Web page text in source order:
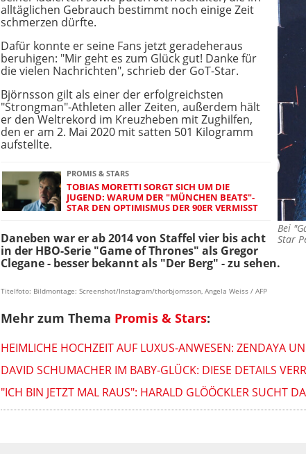
Bei
Star
alltäglichen Gebrauch bestimmt noch einige Zeit
schmerzen dürfte.
Dafür konnte er seine Fans jetzt geradeheraus
beruhigen: "Mir geht es zum Glück gut! Danke für
die vielen Nachrichten", schrieb der GoT-Star.
Björnsson gilt als einer der erfolgreichsten
"Strongman"-Athleten aller Zeiten, außerdem hält
er den Weltrekord im Kreuzheben mit Zughilfen,
den er am 2. Mai 2020 mit satten 501 Kilogramm
aufstellte.
PROMIS & STARS
TOBIAS MORETTI SORGT SICH UM DIE
JUGEND: WARUM DER "MÜNCHEN BEATS"-
STAR DEN OPTIMISMUS DER 90ER VERMISST
Daneben war er ab 2014 von Staffel vier bis acht
in der HBO-Serie "Game of Thrones" als Gregor
Clegane - besser bekannt als "Der Berg" - zu sehen.
Titelfoto: Bildmontage: Screenshot/Instagram/thorbjornsson, Angela Weiss / AFP
Mehr zum Thema Promis & Stars:
HEIMLICHE HOCHZEIT AUF LUXUS-ANWESEN: ZENDAYA
DAVID SCHUMACHER IM BABY-GLÜCK: DIESE DETAILS
"ICH BIN JETZT MAL RAUS": HARALD GLÖÖCKLER SUCHT